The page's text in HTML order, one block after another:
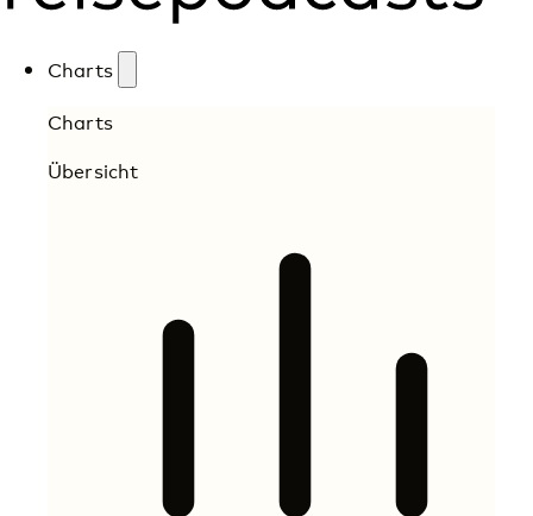
Charts
Charts
Übersicht